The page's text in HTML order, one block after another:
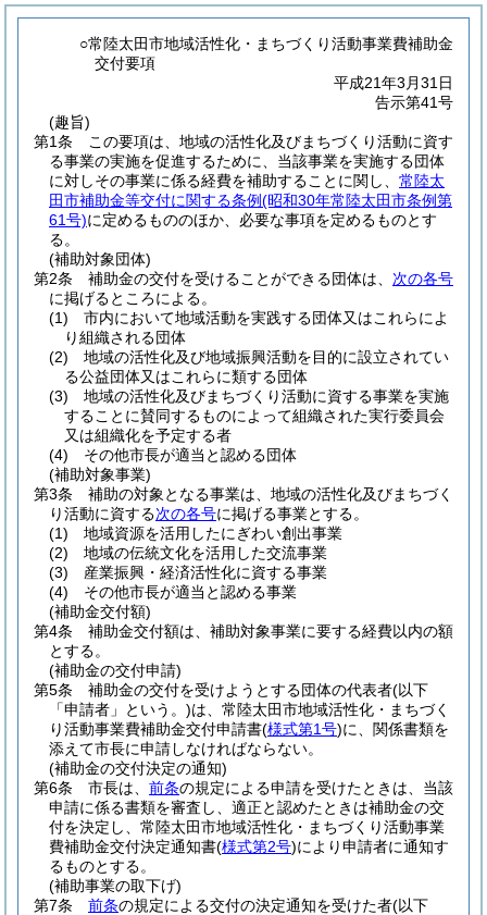
○常陸太田市地域活性化・まちづくり活動事業費補助金
交付要項
平成21年3月31日
告示第41号
(趣旨)
第1条
この要項は、地域の活性化及びまちづくり活動に資す
る事業の実施を促進するために、当該事業を実施する団体
に対しその事業に係る経費を補助することに関し、 常陸太
田市補助金等交付に関する条例(昭和30年常陸太田市条例第
61号)に定めるもののほか、必要な事項を定めるものとす
る。
(補助対象団体)
第2条
補助金の交付を受けることができる団体は、 次の各号
に掲げるところによる。
(1)
市内において地域活動を実践する団体又はこれらによ
り組織される団体
(2)
地域の活性化及び地域振興活動を目的に設立されてい
る公益団体又はこれらに類する団体
(3)
地域の活性化及びまちづくり活動に資する事業を実施
することに賛同するものによって組織された実行委員会
又は組織化を予定する者
(4)
その他市長が適当と認める団体
(補助対象事業)
第3条
補助の対象となる事業は、地域の活性化及びまちづく
り活動に資する次の各号に掲げる事業とする。
(1)
地域資源を活用したにぎわい創出事業
(2)
地域の伝統文化を活用した交流事業
(3)
産業振興・経済活性化に資する事業
(4)
その他市長が適当と認める事業
(補助金交付額)
第4条
補助金交付額は、補助対象事業に要する経費以内の額
とする。
(補助金の交付申請)
第5条
補助金の交付を受けようとする団体の代表者(以下
「申請者」という。)は、常陸太田市地域活性化・まちづく
り活動事業費補助金交付申請書(様式第1号)に、関係書類を
添えて市長に申請しなければならない。
(補助金の交付決定の通知)
第6条
市長は、 前条の規定による申請を受けたときは、当該
申請に係る書類を審査し、適正と認めたときは補助金の交
付を決定し、常陸太田市地域活性化・まちづくり活動事業
費補助金交付決定通知書(様式第2号)により申請者に通知す
るものとする。
(補助事業の取下げ)
第7条
前条の規定による交付の決定通知を受けた者(以下